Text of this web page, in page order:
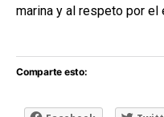
marina y al respeto por el
Comparte esto: